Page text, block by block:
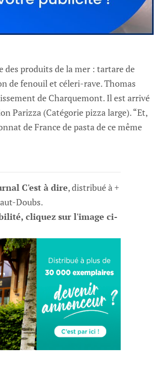
des produits de la mer : tartare de
de fenouil et céleri-rave. Thomas
de Charquemont. Il est arrivé
Parizza (Catégorie pizza large). “Et,
de France de pasta de ce même
C'est à dire, distribué à +
Doubs.
cliquez sur l'image ci-